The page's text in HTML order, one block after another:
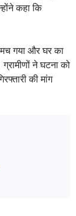
कहा कि
मच गया और घर का
ने घटना को
की मांग